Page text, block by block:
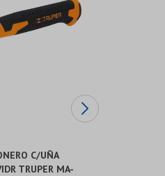
C/UÑA
TRUPER MA-